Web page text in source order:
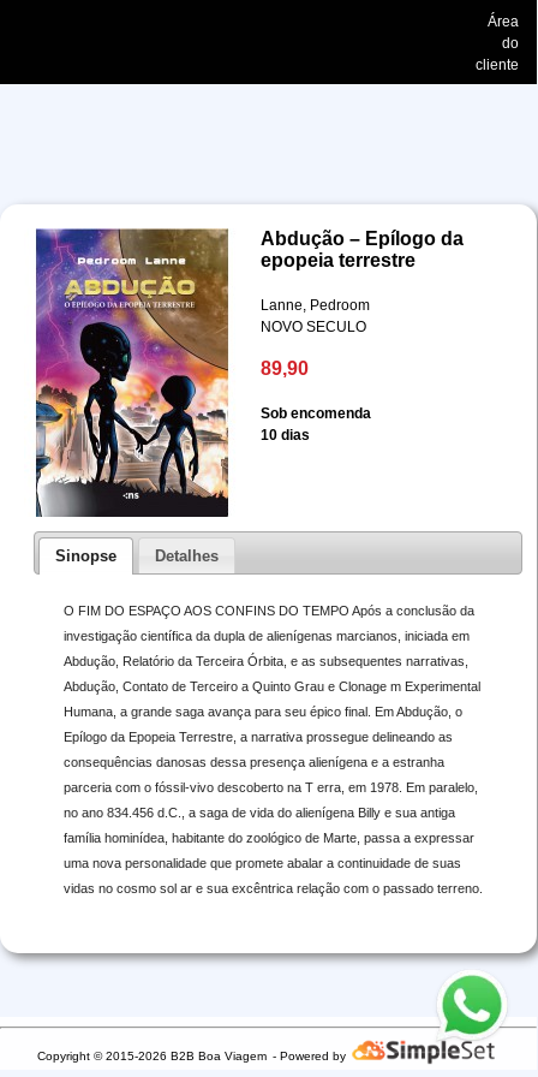
Área
do
cliente
Abdução – Epílogo da
epopeia terrestre
Lanne, Pedroom
NOVO SECULO
89,90
Sob encomenda
10 dias
Sinopse Detalhes
O FIM DO ESPAÇO AOS CONFINS DO TEMPO Após a conclusão da
investigação científica da dupla de alienígenas marcianos, iniciada em
Abdução, Relatório da Terceira Órbita, e as subsequentes narrativas,
Abdução, Contato de Terceiro a Quinto Grau e Clonage m Experimental
Humana, a grande saga avança para seu épico final. Em Abdução, o
Epílogo da Epopeia Terrestre, a narrativa prossegue delineando as
consequências danosas dessa presença alienígena e a estranha
parceria com o fóssil-vivo descoberto na T erra, em 1978. Em paralelo,
no ano 834.456 d.C., a saga de vida do alienígena Billy e sua antiga
família hominídea, habitante do zoológico de Marte, passa a expressar
uma nova personalidade que promete abalar a continuidade de suas
vidas no cosmo sol ar e sua excêntrica relação com o passado terreno.
Copyright © 2015-2026 B2B Boa Viagem - Powered by